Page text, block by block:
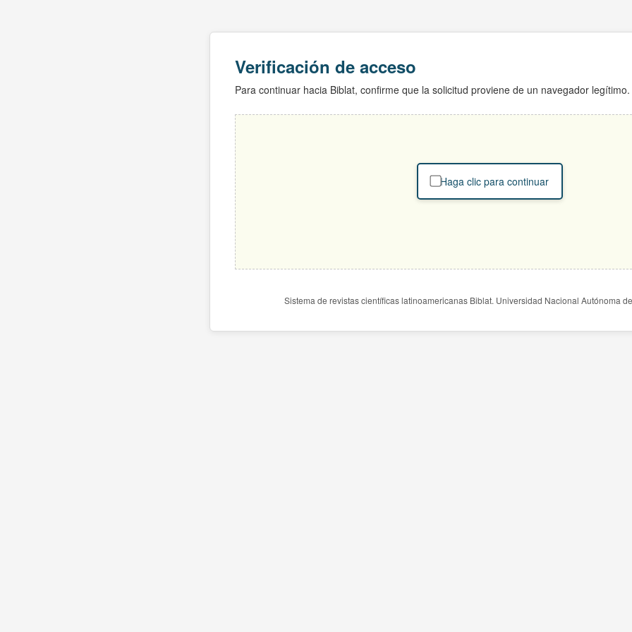
Verificación de acceso
Para continuar hacia Biblat, confirme que la solicitud proviene de un navegador legítimo.
Haga clic para continuar
Sistema de revistas científicas latinoamericanas Biblat. Universidad Nacional Autónoma